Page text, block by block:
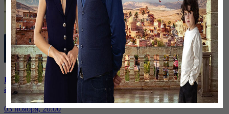
Бюджетте 15 трлн. теңге бар, керегі 25 трлн. теңге. Үкімет
ақшаны қайдан алады? | Дағдарыс басталды!
03 ноября, 20:00